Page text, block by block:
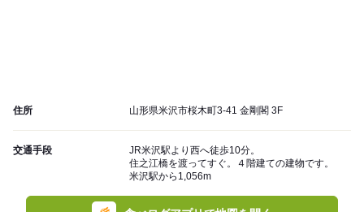
住所 山形県米沢市桜木町3-41 金剛閣 3F
交通手段
JR米沢駅より西へ徒歩10分。
住之江橋を渡ってすぐ。４階建ての建物です。
米沢駅から1,056m